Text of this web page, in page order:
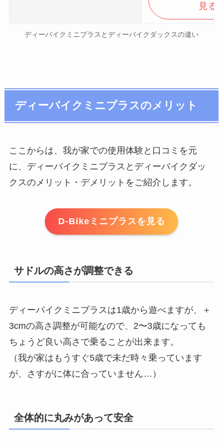
見る
ディーバイクミニプラスとディーバイクダックスの違い
ディーバイクミニプラスのメリット
ここからは、我が家での使用体験と口コミを元
に、ディーバイクミニプラスとディーバイクダッ
クスのメリット・デメリットをご紹介します。
D-Bikeミニプラスを見る
サドルの高さが調整できる
ディーバイクミニプラスは1歳から遊べますが、＋
3cmの高さ調整が可能なので、2〜3歳になっても
ちょうど良い高さで乗ることが出来ます。
（我が家はもうすぐ5歳で未だ時々乗っています
が、さすがに体に合っていません…）
全体的に丸みがあって安全